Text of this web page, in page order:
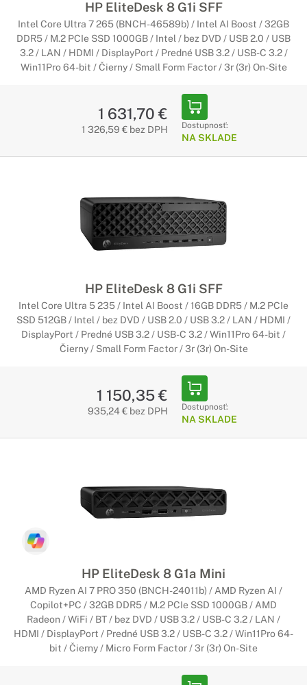
HP EliteDesk 8 G1i SFF
Intel Core Ultra 7 265 (BNCH-46589b) / Intel AI Boost / 32GB
DDR5 / M.2 PCIe SSD 1000GB / Intel / bez DVD / USB 2.0 / USB
3.2 / LAN / HDMI / DisplayPort / Predné USB 3.2 / USB-C 3.2 /
Win11Pro 64-bit / Čierny / Small Form Factor / 3r (3r) On-Site
1 631,70 €
1 326,59 € bez DPH Dostupnosť:
NA SKLADE
HP EliteDesk 8 G1i SFF
Intel Core Ultra 5 235 / Intel AI Boost / 16GB DDR5 / M.2 PCIe
SSD 512GB / Intel / bez DVD / USB 2.0 / USB 3.2 / LAN / HDMI /
DisplayPort / Predné USB 3.2 / USB-C 3.2 / Win11Pro 64-bit /
Čierny / Small Form Factor / 3r (3r) On-Site
1 150,35 €
935,24 € bez DPH Dostupnosť:
NA SKLADE
HP EliteDesk 8 G1a Mini
AMD Ryzen AI 7 PRO 350 (BNCH-24011b) / AMD Ryzen AI /
Copilot+PC / 32GB DDR5 / M.2 PCIe SSD 1000GB / AMD
Radeon / WiFi / BT / bez DVD / USB 3.2 / USB-C 3.2 / LAN /
HDMI / DisplayPort / Predné USB 3.2 / USB-C 3.2 / Win11Pro 64-
bit / Čierny / Micro Form Factor / 3r (3r) On-Site